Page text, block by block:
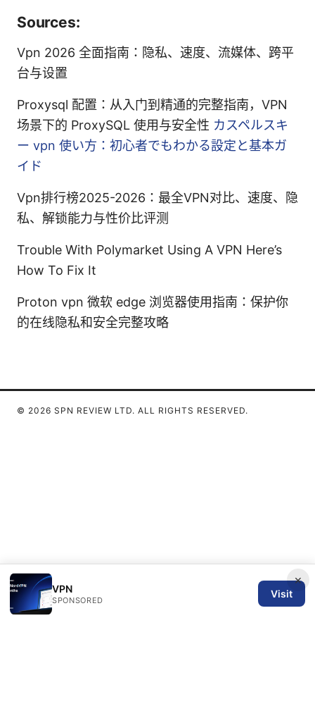
Sources:
Vpn 2026 全面指南：隐私、速度、流媒体、跨平
台与设置
Proxysql 配置：从入门到精通的完整指南，VPN
场景下的 ProxySQL 使用与安全性 カスペルスキ
ー vpn 使い方：初心者でもわかる設定と基本ガ
イド
Vpn排行榜2025-2026：最全VPN对比、速度、隐
私、解锁能力与性价比评测
Trouble With Polymarket Using A VPN Here’s
How To Fix It
Proton vpn 微软 edge 浏览器使用指南：保护你
的在线隐私和安全完整攻略
×
VPN
SPONSORED
Visit
© 2026 SPN REVIEW LTD. ALL RIGHTS RESERVED.